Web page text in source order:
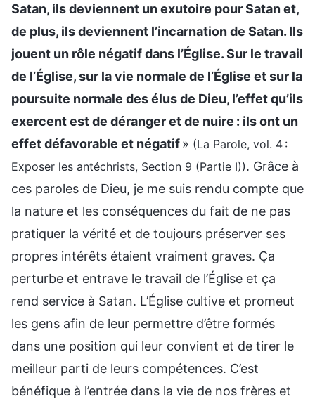
Satan, ils deviennent un exutoire pour Satan et,
de plus, ils deviennent l’incarnation de Satan. Ils
jouent un rôle négatif dans l’Église. Sur le travail
de l’Église, sur la vie normale de l’Église et sur la
poursuite normale des élus de Dieu, l’effet qu’ils
exercent est de déranger et de nuire : ils ont un
effet défavorable et négatif» (La Parole, vol. 4 :
Exposer les antéchrists, Section 9 (Partie I)). Grâce à
ces paroles de Dieu, je me suis rendu compte que
la nature et les conséquences du fait de ne pas
pratiquer la vérité et de toujours préserver ses
propres intérêts étaient vraiment graves. Ҫa
perturbe et entrave le travail de l’Église et ça
rend service à Satan. L’Église cultive et promeut
les gens afin de leur permettre d’être formés
dans une position qui leur convient et de tirer le
meilleur parti de leurs compétences. C’est
bénéfique à l’entrée dans la vie de nos frères et